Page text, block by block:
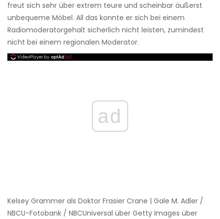
freut sich sehr über extrem teure und scheinbar äußerst
unbequeme Möbel. All das konnte er sich bei einem
Radiomoderatorgehalt sicherlich nicht leisten, zumindest
nicht bei einem regionalen Moderator.
ad
Kelsey Grammer als Doktor Frasier Crane | Gale M. Adler /
NBCU-Fotobank / NBCUniversal über Getty Images über